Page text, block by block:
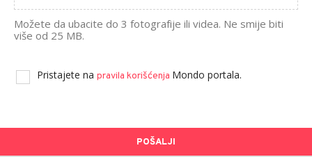
Možete da ubacite do 3 fotografije ili videa. Ne smije biti
više od 25 MB.
Pristajete na pravila korišćenja Mondo portala.
POŠALJI